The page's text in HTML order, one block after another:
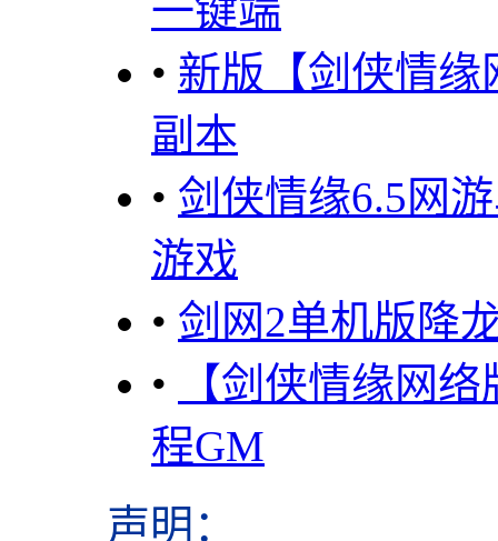
一键端
• 新版【剑侠情
副本
• 剑侠情缘6.5网
游戏
• 剑网2单机版降
•
【剑侠情缘网
程GM
声明 ：